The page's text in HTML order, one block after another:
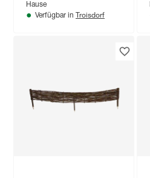
Hause
Verfügbar in Troisdorf